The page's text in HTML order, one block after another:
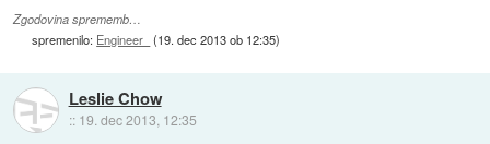
Zgodovina sprememb…
spremenilo: Engineer_ (19. dec 2013 ob 12:35)
Leslie Chow
:: 19. dec 2013, 12:35